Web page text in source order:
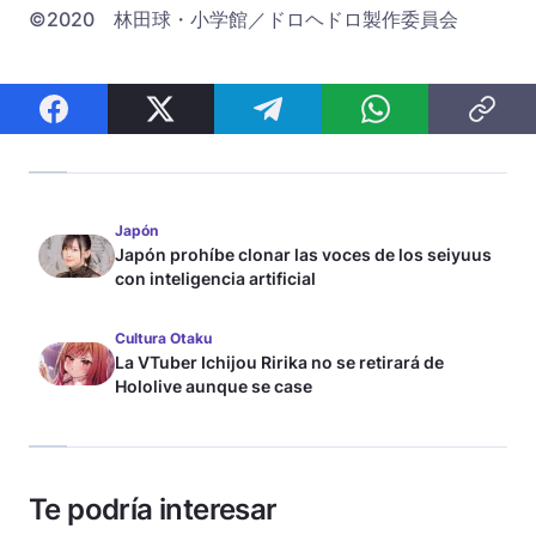
©2020 林田球・小学館／ドロヘドロ製作委員会
Japón
Japón prohíbe clonar las voces de los seiyuus
con inteligencia artificial
Cultura Otaku
La VTuber Ichijou Ririka no se retirará de
Hololive aunque se case
Te podría interesar